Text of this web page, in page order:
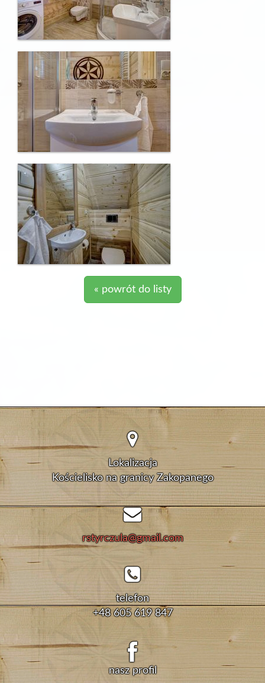
« powrót do listy
Lokalizacja
Kościelisko na granicy Zakopanego
rstyrczula@gmail.com
telefon
+48 605 619 847
nasz profil